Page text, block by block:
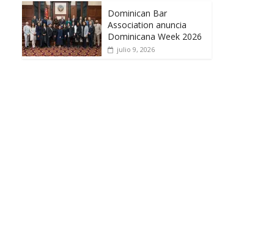
Dominican Bar
Association anuncia
Dominicana Week 2026
julio 9, 2026